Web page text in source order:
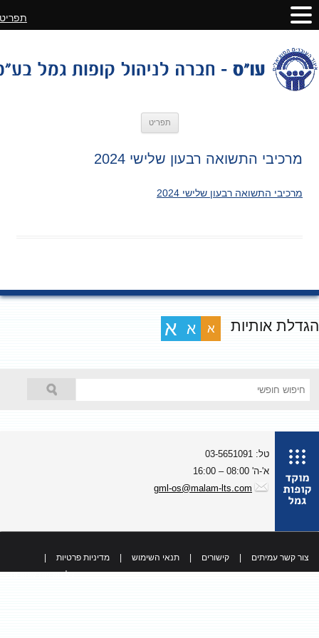
תפריט
מרכיבי התשואה רבעון שלישי 2024
מרכיבי התשואה רבעון שלישי 2024
אותיות א א א
טל: 03-5651091
א'-ה' 08:00 – 16:00
gml-os@malam-lts.com
צור קשר עמיתים קישורים תנאי השימוש מדיניות פרטיות
כל הזכויות שמורות
תפריט